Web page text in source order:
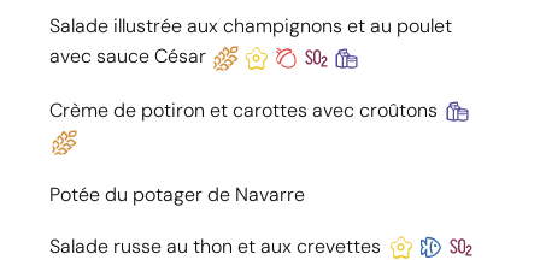
Salade illustrée aux champignons et au poulet
avec sauce César
Crème de potiron et carottes avec croûtons
Potée du potager de Navarre
Salade russe au thon et aux crevettes